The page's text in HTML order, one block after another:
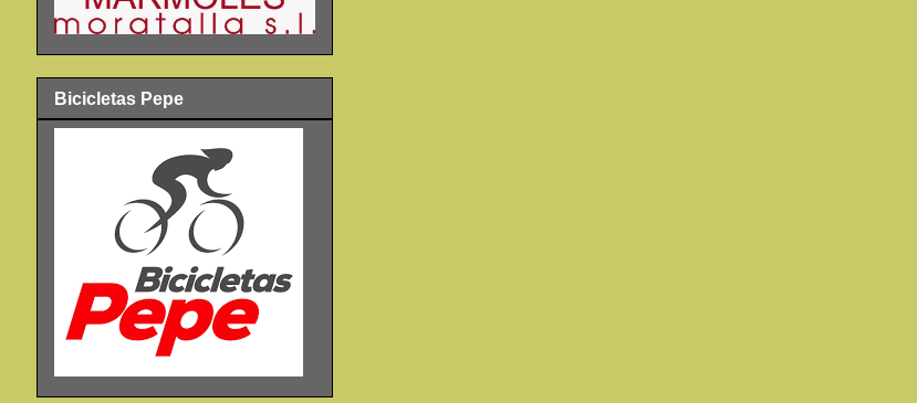
Bicicletas Pepe